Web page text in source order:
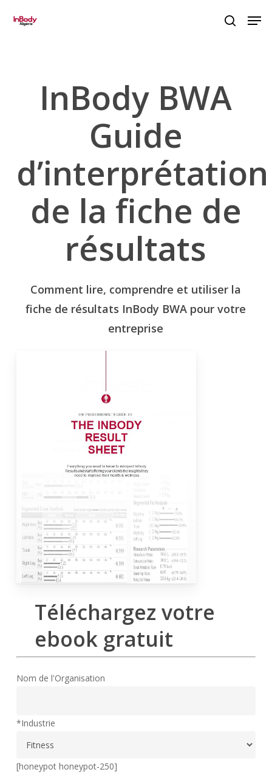
search
InBody BWA
Guide
d’interprétation
de la fiche de
résultats
Comment lire, comprendre et utiliser la
fiche de résultats InBody BWA pour votre
entreprise
Téléchargez votre
ebook gratuit
Nom de l'Organisation
*Industrie
[honeypot honeypot-250]